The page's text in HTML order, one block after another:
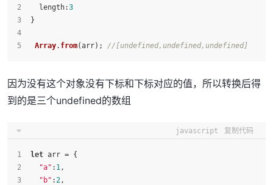
length:3
}
Array. from(arr); //[undefined,undefined,undefined]
因为没有这个对象没有下标和下标对应的值，所以转换后得
到的是三个undefined的数组
javascript 复制代码
let arr = {
"a" : 1,
"b" :2,